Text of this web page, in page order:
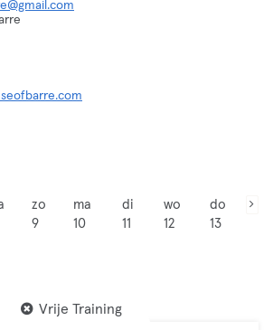
zo
9
ma
10
di
11
wo
12
do
13
Vrije Training